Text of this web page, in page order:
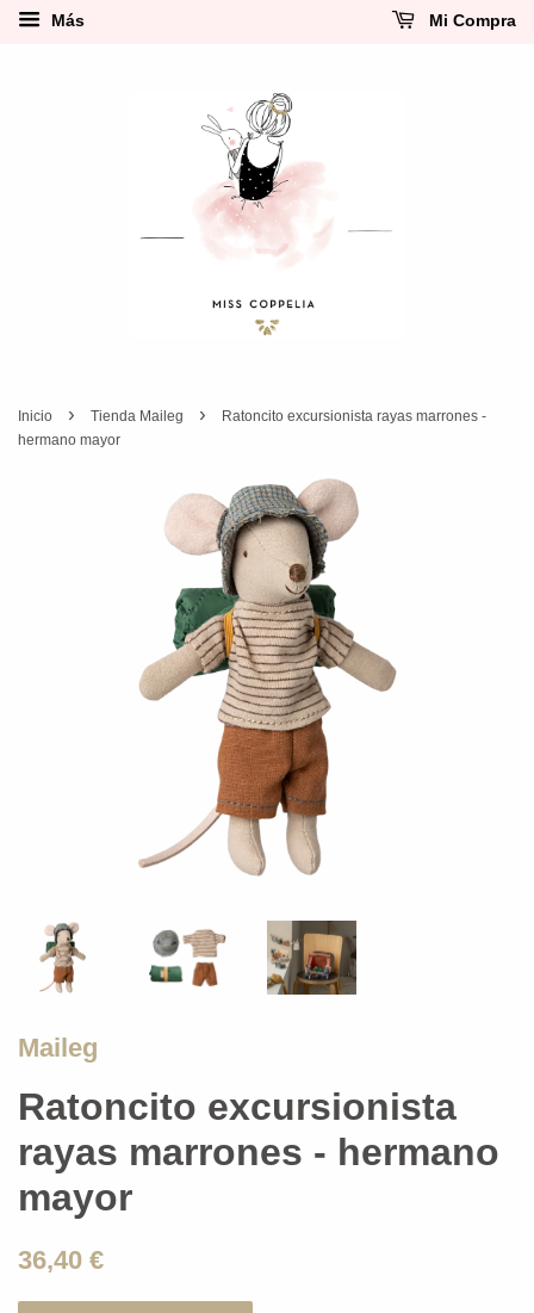
Más Mi Compra
Inicio › Tienda Maileg ›
Ratoncito excursionista rayas marrones -
hermano mayor
Maileg
Ratoncito excursionista
rayas marrones - hermano
mayor
36,40 €